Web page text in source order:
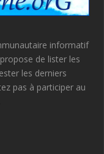
informatif
de lister les
les derniers
pas à participer au